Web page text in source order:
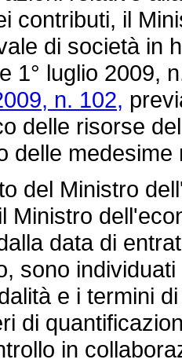
contributi, il
di società in
1° luglio 2009,
n. 102,
delle risorse
delle
del Ministro
Ministro
data di
sono
e i termini
di
in